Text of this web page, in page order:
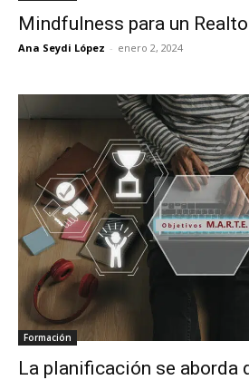
Mindfulness para un
Ana Seydi López - enero 2, 2024
Formación
La planificación se aborda